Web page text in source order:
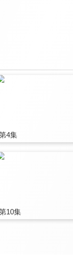
4集
10集